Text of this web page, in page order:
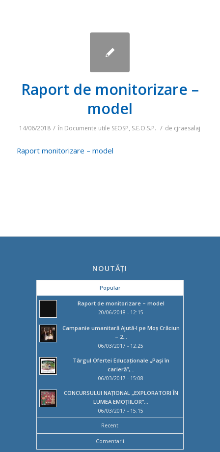
Raport de monitorizare –
model
14/06/2018 / în Documente utile SEOSP, S.E.O.S.P. / de cjraesalaj
Raport monitorizare – model
NOUTĂȚI
Popular
Raport de monitorizare – model
20/06/2018 - 12:15
Campanie umanitară Ajută-l pe Moș Crăciun
– 2...
06/03/2017 - 12:25
Târgul Ofertei Educaţionale „Paşi în
carieră”,...
06/03/2017 - 15:08
CONCURSULUI NAȚIONAL „EXPLORATORI ÎN
LUMEA EMOȚIILOR”...
06/03/2017 - 15:15
Recent
Comentarii